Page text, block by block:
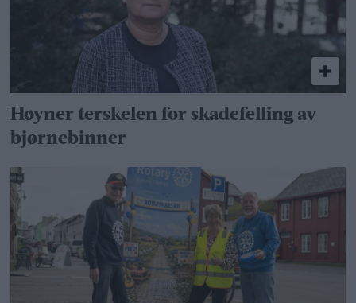
Høyner terskelen for skadefelling av
bjørnebinner